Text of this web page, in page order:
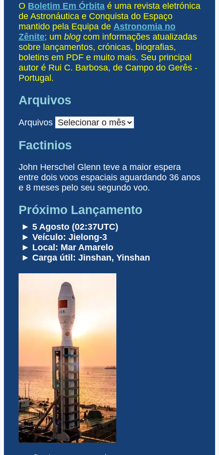
O Boletim Em Órbita é uma revista eletrónica
de Astronáutica e Conquista do Espaço
mantido pela Equipa de Astronomia no
Zênite; um blog com informações atualizadas
sobre lançamentos, crónicas, biografias,
boletins em PDF e muito mais. Seu principal
autor é Rui C. Barbosa, de Campo do Gerês -
Portugal.
Arquivos
Arquivos
Factinios
John Herschel Glenn teve a maior espera
entre dois voos espaciais aguardando 36 anos
e 8 meses pelo seu segundo voo.
Próximo Lançamento
► 5 Agosto (02:37UTC)
► Veículo: Jielong-3
► Local: Mar Amarelo
► Carga útil: Jinshan, Yinshan